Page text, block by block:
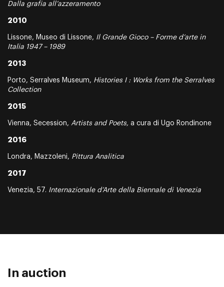
Dalla grafia all’azzeramento
2010
Lissone, Museo di Lissone, Il Grande Gioco – Forme d’arte in
Italia 1947 – 1989
2013
Porto, Serralves Museum, Histories I : Works from the Serralves
Collection
2015
Vienna, Secession, Artists and Poets, a cura di Ugo Rondinone
2016
Londra, Mazzoleni, Pittura Analitica
2017
Venezia, 57. Internazionale d’Arte della Biennale di Venezia
In auction